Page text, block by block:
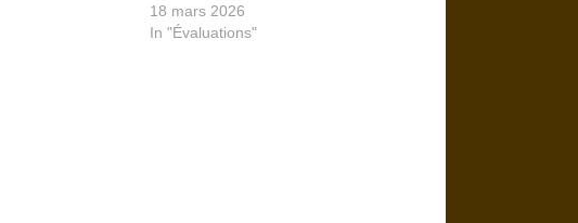
18 mars 2026
In "Évaluations"